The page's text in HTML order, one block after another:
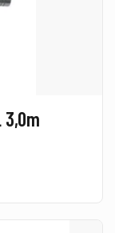
3,0m